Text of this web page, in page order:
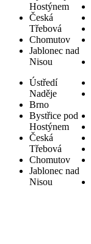
Hostýnem
Česká
Třebová
Chomutov
Jablonec nad
Nisou
Ústředí
Naděje
Brno
Bystřice pod
Hostýnem
Česká
Třebová
Chomutov
Jablonec nad
Nisou